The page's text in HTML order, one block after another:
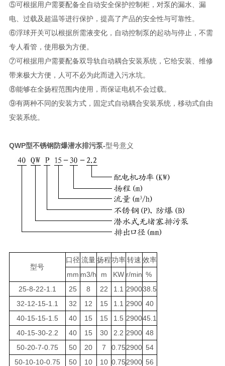
⑤可根据用户需要配备全自动安全保护控制柜，对泵的漏水、漏
电、过载及超温等进行保护，提高了产品的安全性与可靠性。
⑥浮球开关可以根据所需液变化，自动控制泵的起动与停止，不需
专人看管，使用极为方便。
⑦可根据用户需要配备双导轨自动耦合安装系统，它给安装、维修
带来极大方便，人可不必为此而进入污水坑。
⑧能够在全扬程范围内使用，而保证电机不会过载。
⑨有两种不同的安装方式，固定式自动耦合安装系统，移动式自由
安装系统。
QWP型不锈钢防爆潜水排污泵-型号意义
型号
口径 流量扬程功率转速 效率
mm m3/h m KW r/min %
25-8-22-1.1
25 8 22 1.1 290038.5
32-12-15-1.1
32 12 15 1.1 2900 40
40-15-15-1.5
40 15 15 1.5 290045.1
40-15-30-2.2
40 15 30 2.2 2900 48
50-20-7-0.75
50 20 7 0.752900 54
50-10-10-0.75
50 10 10 0.752900 56